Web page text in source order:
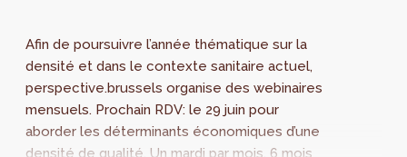
Afin de poursuivre l’année thématique sur la
densité et dans le contexte sanitaire actuel,
perspective.brussels organise des webinaires
mensuels. Prochain RDV: le 29 juin pour
aborder les déterminants économiques d’une
densité de qualité. Un mardi par mois, 6 mois